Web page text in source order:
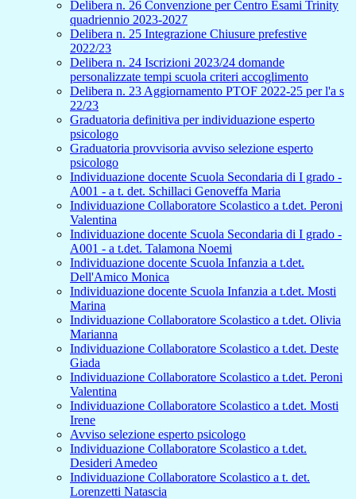
Delibera n. 26 Convenzione per Centro Esami Trinity
quadriennio 2023-2027
Delibera n. 25 Integrazione Chiusure prefestive
2022/23
Delibera n. 24 Iscrizioni 2023/24 domande
personalizzate tempi scuola criteri accoglimento
Delibera n. 23 Aggiornamento PTOF 2022-25 per l'a s
22/23
Graduatoria definitiva per individuazione esperto
psicologo
Graduatoria provvisoria avviso selezione esperto
psicologo
Individuazione docente Scuola Secondaria di I grado -
A001 - a t. det. Schillaci Genoveffa Maria
Individuazione Collaboratore Scolastico a t.det. Peroni
Valentina
Individuazione docente Scuola Secondaria di I grado -
A001 - a t.det. Talamona Noemi
Individuazione docente Scuola Infanzia a t.det.
Dell'Amico Monica
Individuazione docente Scuola Infanzia a t.det. Mosti
Marina
Individuazione Collaboratore Scolastico a t.det. Olivia
Marianna
Individuazione Collaboratore Scolastico a t.det. Deste
Giada
Individuazione Collaboratore Scolastico a t.det. Peroni
Valentina
Individuazione Collaboratore Scolastico a t.det. Mosti
Irene
Avviso selezione esperto psicologo
Individuazione Collaboratore Scolastico a t.det.
Desideri Amedeo
Individuazione Collaboratore Scolastico a t. det.
Lorenzetti Natascia